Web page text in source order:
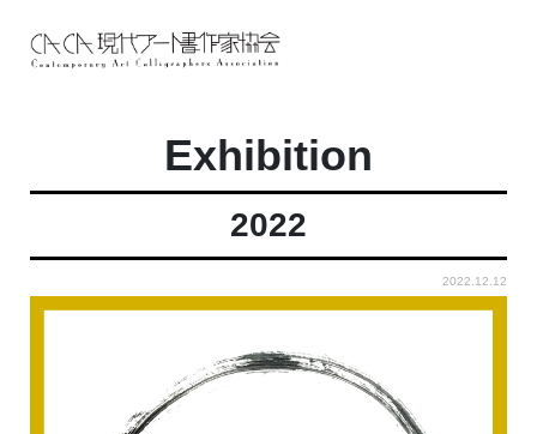
Exhibition
2022
2022.12.12